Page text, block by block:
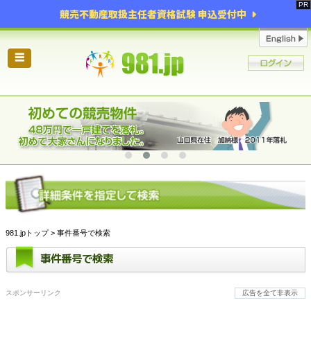
競売不動産取扱主任者資格試験 申込受付中
☰
981.jpトップ> 事件番号で検索
事件番号で検索
スポンサーリンク 広告を全て非表示